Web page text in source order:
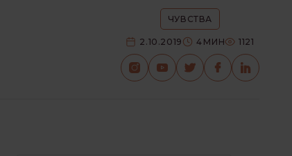
ЧУВСТВА
2.10.2019 4 МИН 1121